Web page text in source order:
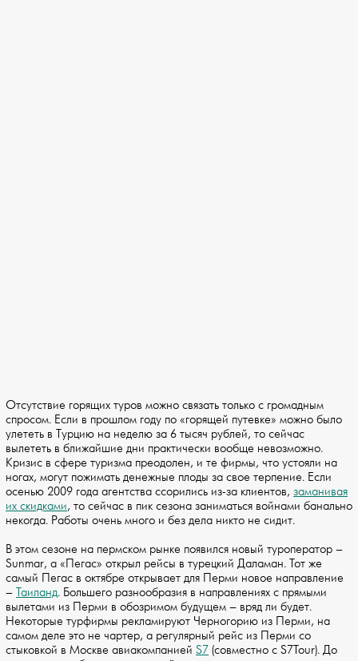
Отсутствие горящих туров можно связать только с громадным
спросом. Если в прошлом году по «горящей путевке» можно было
улететь в Турцию на неделю за 6 тысяч рублей, то сейчас
вылететь в ближайшие дни практически вообще невозможно.
Кризис в сфере туризма преодолен, и те фирмы, что устояли на
ногах, могут пожимать денежные плоды за свое терпение. Если
осенью 2009 года агентства ссорились из-за клиентов, заманивая
их скидками, то сейчас в пик сезона заниматься войнами банально
некогда. Работы очень много и без дела никто не сидит.
В этом сезоне на пермском рынке появился новый туроператор –
Sunmar, а «Пегас» открыл рейсы в турецкий Даламан. Тот же
самый Пегас в октябре открывает для Перми новое направление
– Таиланд. Большего разнообразия в направлениях с прямыми
вылетами из Перми в обозримом будущем – вряд ли будет.
Некоторые турфирмы рекламируют Черногорию из Перми, на
самом деле это не чартер, а регулярный рейс из Перми со
стыковкой в Москве авиакомпанией S7 (совместно с S7Tour). До